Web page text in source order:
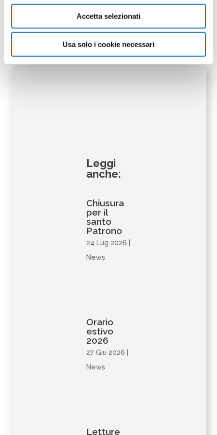
Accetta selezionati
Usa solo i cookie necessari
biblioteca@comune.cesenatico.fc.it
Scarica la locandinaper conoscere tutti gli
altri appuntamenti!
Leggi
anche:
Chiusura
per il
santo
Patrono
24 Lug 2026 |
News
Orario
estivo
2026
27 Giu 2026 |
News
Letture